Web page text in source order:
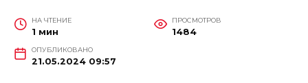
НА ЧТЕНИЕ
1 мин
ПРОСМОТРОВ
1484
ОПУБЛИКОВАНО
21.05.2024 09:57